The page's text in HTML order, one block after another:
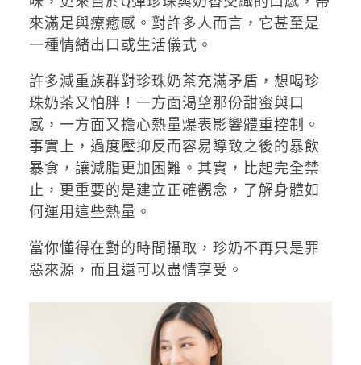
來滿足與療癒感。對許多人而言，它甚至是
一種情緒出口或生活儀式。
許多減重族群對珍珠奶茶充滿矛盾，想喝珍
珠奶茶又怕胖！一方面渴望那份甜蜜與口
感，一方面又擔心熱量爆表影響體重控制。
事實上，過度壓抑反而容易導致之後的暴飲
暴食，讓減脂更加困難。其實，比起完全禁
止，更重要的是建立正確觀念，了解身體如
何運用這些熱量。
當你懂得在對的時間攝取，珍奶不再只是罪
惡來源，而且還可以盡情享受。